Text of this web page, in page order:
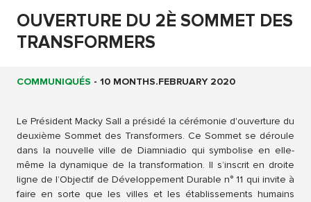
OUVERTURE DU 2È SOMMET DES
TRANSFORMERS
COMMUNIQUÉS - 10 MONTHS.FEBRUARY 2020
Le Président Macky Sall a présidé la cérémonie d'ouverture du
deuxième Sommet des Transformers. Ce Sommet se déroule
dans la nouvelle ville de Diamniadio qui symbolise en elle-
même la dynamique de la transformation. Il s’inscrit en droite
ligne de l’Objectif de Développement Durable n° 11 qui invite à
faire en sorte que les villes et les établissements humains